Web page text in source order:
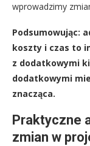
wprowadzimy
Podsumowując:
koszty i czas to
z dodatkowymi
dodatkowymi
znacząca.
Praktyczne
zmian w